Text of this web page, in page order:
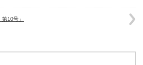
10号」